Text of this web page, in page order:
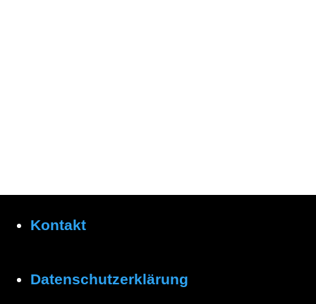
Kontakt
Datenschutzerklärung